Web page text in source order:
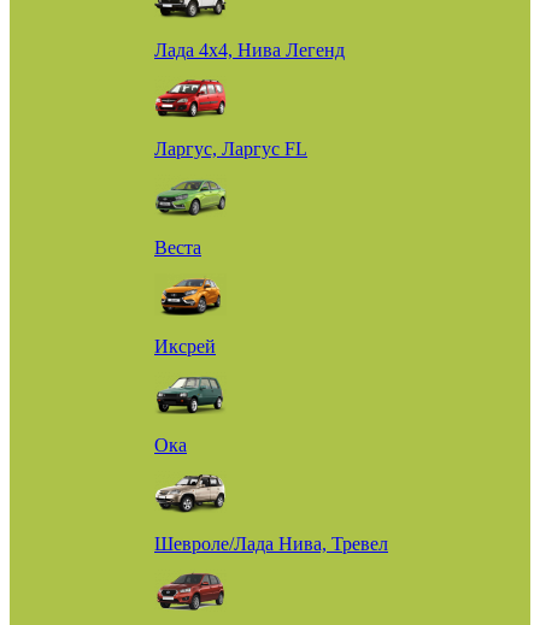
Лада 4х4, Нива Легенд
Ларгус, Ларгус FL
Веста
Иксрей
Ока
Шевроле/Лада Нива, Тревел